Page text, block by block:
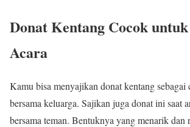
Donat Kentang Cocok untuk
Acara
Kamu bisa menyajikan donat kentang sebagai
bersama keluarga. Sajikan juga donat ini saat
bersama teman. Bentuknya yang menarik dan